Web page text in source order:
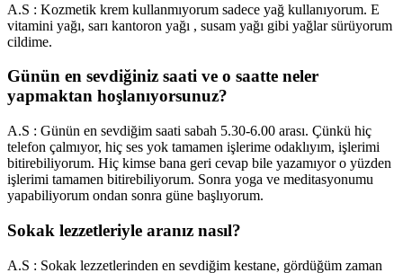
A.S : Kozmetik krem kullanmıyorum sadece yağ kullanıyorum. E
vitamini yağı, sarı kantoron yağı , susam yağı gibi yağlar sürüyorum
cildime.
Günün en sevdiğiniz saati ve o saatte neler
yapmaktan hoşlanıyorsunuz?
A.S : Günün en sevdiğim saati sabah 5.30-6.00 arası. Çünkü hiç
telefon çalmıyor, hiç ses yok tamamen işlerime odaklıyım, işlerimi
bitirebiliyorum. Hiç kimse bana geri cevap bile yazamıyor o yüzden
işlerimi tamamen bitirebiliyorum. Sonra yoga ve meditasyonumu
yapabiliyorum ondan sonra güne başlıyorum.
Sokak lezzetleriyle aranız nasıl?
A.S : Sokak lezzetlerinden en sevdiğim kestane, gördüğüm zaman